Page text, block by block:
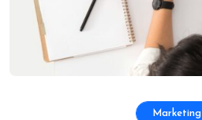
Marketing